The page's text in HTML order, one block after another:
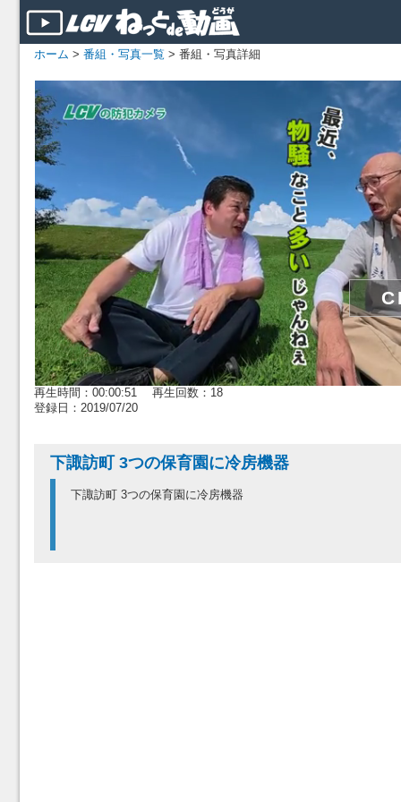
ホーム > 番組・写真一覧 > 番組・写真詳細
再生時間：00:00:51 再生回数：18
登録日：2019/07/20
下諏訪町 3つの保育園に冷房機器
下諏訪町 3つの保育園に冷房機器